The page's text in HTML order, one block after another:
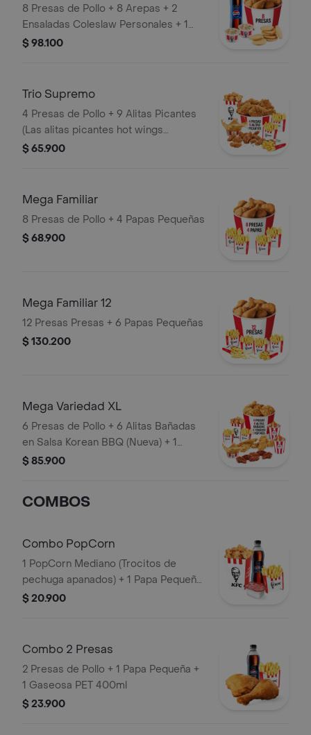
8 Presas de Pollo + 8 Arepas + 2
Ensaladas Coleslaw Personales + 1
Gaseosa 1,5 Litros
$ 98.100
Trio Supremo
4 Presas de Pollo + 9 Alitas Picantes
(Las alitas picantes hot wings
equivalen a un trozo de ala) + 1
Pequeñas + 1 Balde de Salsa 100g
$ 65.900
Mega Familiar
8 Presas de Pollo + 4 Papas Pequeñas
$ 68.900
Mega Familiar 12
12 Presas Presas + 6 Papas Pequeñas
$ 130.200
Mega Variedad XL
6 Presas de Pollo + 6 Alitas Bañadas
en Salsa Korean BBQ (Nueva) + 1
PopCorn Mediano + 4 Tenders (Tiras
Balde de Salsa 100g
$ 85.900
COMBOS
Combo PopCorn
1 PopCorn Mediano (Trocitos de
pechuga apanados) + 1 Papa Pequeña
+ 1 Gaseosa PET 400ml + 1 Blister de
$ 20.900
Combo 2 Presas
2 Presas de Pollo + 1 Papa Pequeña +
1 Gaseosa PET 400ml
$ 23.900